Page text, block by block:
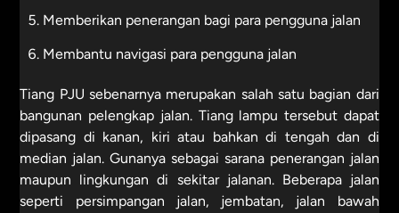
Memberikan penerangan bagi para pengguna jalan
Membantu navigasi para pengguna jalan
Tiang PJU sebenarnya merupakan salah satu bagian dari
bangunan pelengkap jalan. Tiang lampu tersebut dapat
dipasang di kanan, kiri atau bahkan di tengah dan di
median jalan. Gunanya sebagai sarana penerangan jalan
maupun lingkungan di sekitar jalanan. Beberapa jalan
seperti persimpangan jalan, jembatan, jalan bawah